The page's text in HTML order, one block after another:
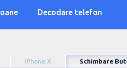
Decodare telefon
iPhone X Schimbare